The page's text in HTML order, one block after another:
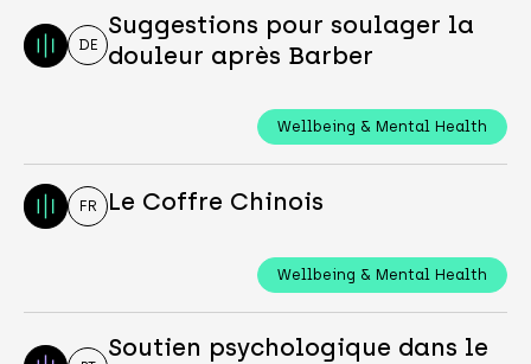
DE
Suggestions pour soulager la
douleur après Barber
Wellbeing & Mental Health
FR Le Coffre Chinois
Wellbeing & Mental Health
Soutien psychologique dans le